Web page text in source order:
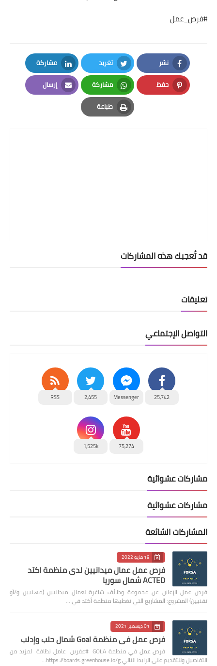
#فرص_عمل
نشر
Facebook
تغريد
Twitter
مشاركة
LinkedIn
حفظ
Pinterest
مشاركة
Whatsapp
إرسال
Email
طباعة
Print
قد تُعجبك هذه المشاركات
تعليقات
التواصل الإجتماعي
25,742
Messenger
2,455
RSS
75,274
1,525k
مشاركات عشوائية
مشاركات عشوائية
المشاركات الشائعة
19 مايو 2022
فرص عمل عمال ميدانيين لدى منظمة اكتد
ACTED شمال سوريا
فرص عمل الإعلان عن مجموعة وظائف شاغرة لعمال ميدانيين (مهنيين و/أو
تقنيين) المشروع: المشاريع التي تغطيها منظمة أكتد في …
01 ديسمبر 2021
فرص عمل في منظمة Goal شمال حلب وإدلب
فرص عمل في منظمة GOLA #عفرين عامل نظافة لمزيد من
التفاصيل وللتقديم على الرابط التالي https://boards.greenhouse.io/g…